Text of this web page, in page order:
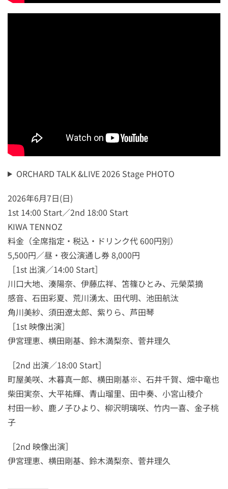
ORCHARD TALK &LIVE 2026 Stage PHOTO
2026年6月7日(日)
1st 14:00 Start／2nd 18:00 Start
KIWA TENNOZ
料金（全席指定・税込・ドリンク代 600円別）
5,500円／昼・夜公演通し券 8,000円
［1st 出演／14:00 Start］
川口大地、湊陽奈、伊藤広祥、笘篠ひとみ、元榮菜摘
感音、石田彩夏、荒川湧太、田代明、池田航汰
角川美紗、須田遼太郎、紫りら、芦田琴
［1st 映像出演］
伊宮理恵、横田剛基、鈴木満梨奈、菅井理久
［2nd 出演／18:00 Start］
町屋美咲、木暮真一郎、横田剛基※、石井千賀、畑中竜也
柴田実奈、大平祐輝、青山瑠里、田中奏、小宮山稜介
村田一紗、鹿ノ子ひより、柳沢明璃咲、竹内一喜、金子桃
子
［2nd 映像出演］
伊宮理恵、横田剛基、鈴木満梨奈、菅井理久